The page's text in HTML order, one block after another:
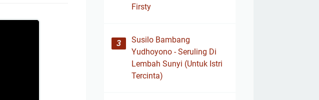
Firsty
Susilo Bambang
Yudhoyono - Seruling Di
Lembah Sunyi (Untuk Istri
Tercinta)